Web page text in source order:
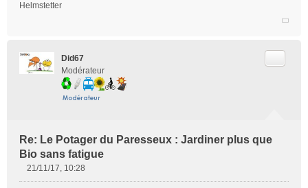
Helmstetter
Did67
Modérateur
Re: Le Potager du Paresseux : Jardiner plus que
Bio sans fatigue
21/11/17, 10:28